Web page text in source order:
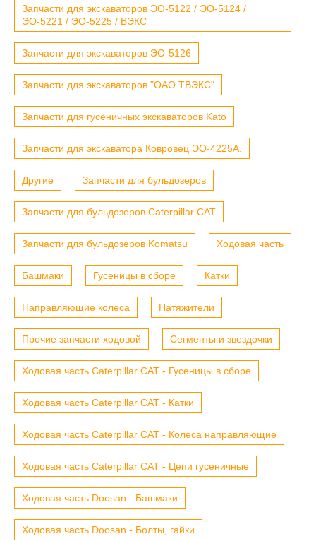
Запчасти для экскаваторов ЭО-5122 / ЭО-5124 /
ЭО-5221 / ЭО-5225 / ВЭКС
Запчасти для экскаваторов ЭО-5126
Запчасти для экскаваторов "ОАО ТВЭКС"
Запчасти для гусеничных экскаваторов Kato
Запчасти для экскаватора Ковровец ЭО-4225А.
Другие Запчасти для бульдозеров
Запчасти для бульдозеров Caterpillar CAT
Запчасти для бульдозеров Komatsu Ходовая часть
Башмаки Гусеницы в сборе Катки
Направляющие колеса Натяжители
Прочие запчасти ходовой Сегменты и звездочки
Ходовая часть Caterpillar CAT - Гусеницы в сборе
Ходовая часть Caterpillar CAT - Катки
Ходовая часть Caterpillar CAT - Колеса направляющие
Ходовая часть Caterpillar CAT - Цепи гусеничные
Ходовая часть Doosan - Башмаки
Ходовая часть Doosan - Болты, гайки